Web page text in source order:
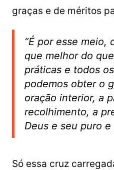
graças e de méritos
“É por esse meio,
que melhor do
práticas e todos
podemos obter o
oração interior, a
recolhimento, a
Deus e seu puro
Só essa cruz